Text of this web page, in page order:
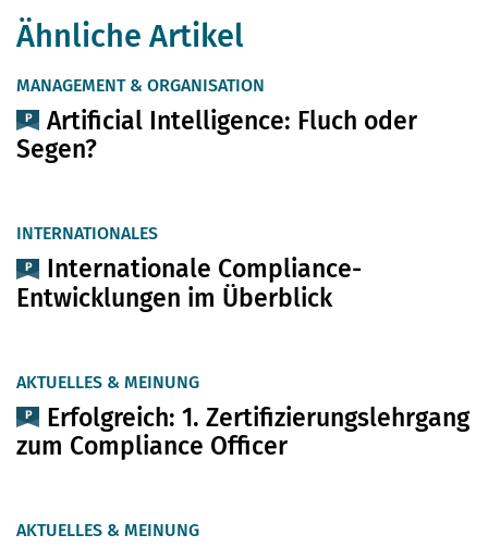
Ähnliche Artikel
MANAGEMENT & ORGANISATION
Artificial Intelligence: Fluch oder
Segen?
INTERNATIONALES
Internationale Compliance-
Entwicklungen im Überblick
AKTUELLES & MEINUNG
Erfolgreich: 1. Zertifizierungslehrgang
zum Compliance Officer
AKTUELLES & MEINUNG